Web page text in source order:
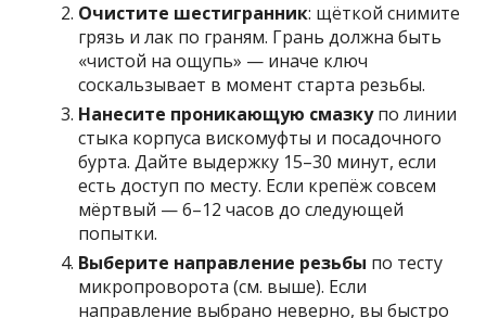
Очистите шестигранник: щёткой снимите
грязь и лак по граням. Грань должна быть
«чистой на ощупь» — иначе ключ
соскальзывает в момент старта резьбы.
Нанесите проникающую смазкупо линии
стыка корпуса вискомуфты и посадочного
бурта. Дайте выдержку 15–30 минут, если
есть доступ по месту. Если крепёж совсем
мёртвый — 6–12 часов до следующей
попытки.
Выберите направление резьбы по тесту
микропроворота (см. выше). Если
направление выбрано неверно, вы быстро